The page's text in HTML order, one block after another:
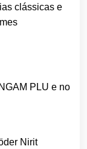
clássicas e
PLU e no
Nirit